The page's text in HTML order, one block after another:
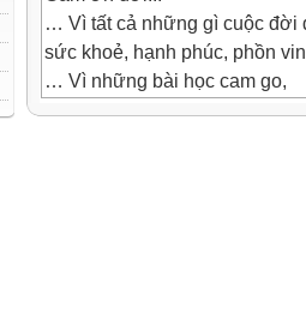
… Vì tất cả những gì cuộc đời
sức khoẻ, hạnh phúc, phồn
… Vì những bài học cam go,